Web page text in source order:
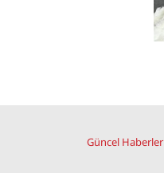
Güncel Haberler